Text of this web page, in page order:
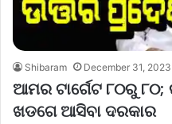
Shibaram December 31, 2023
ଆମର ଟାର୍ଗେଟ ୮୦ରୁ
ଖଡଗେ ଆସିବା ଦରକାର